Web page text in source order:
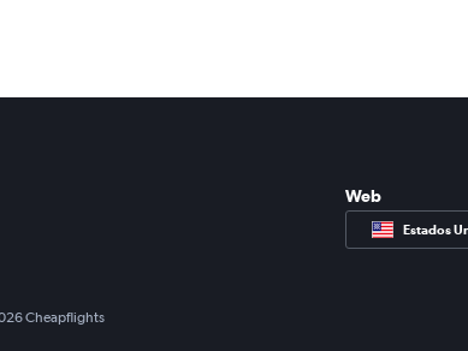
Web
Estados
Cheapflights